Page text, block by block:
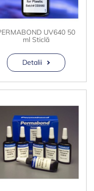
UV640 50
ml Sticlă
Detalii